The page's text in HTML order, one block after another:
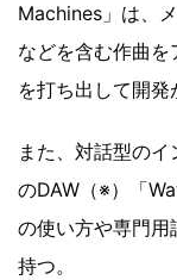
Machines」は、
などを含む作曲を
を打ち出して開発
また、対話型の
のDAW（※）「
の使い方や専門用
持つ。